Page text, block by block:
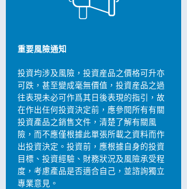
重要風險通知
投資均涉及風險，投資産品之價格可升亦
可跌，甚至變成毫無價值，投資産品之過
往表現未必可作爲其日後表現的指引，故
在作出任何投資決定前，應參閱所有有關
投資產品之銷售文件，清楚了解有關風
險，而不應僅根據此單張所載之資料而作
出投資決定。投資前，應根據自身的投資
目標、投資經驗、財務狀況及風險承受程
度，考慮產品是否適合自己，並諮詢獨立
專業意見。